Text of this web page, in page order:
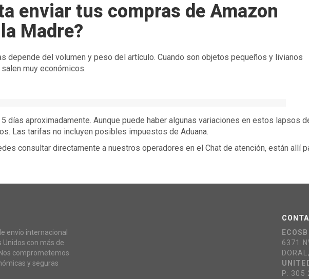
enviar tus compras de Amazon
Madre?
depende del volumen y peso del artículo. Cuando son objetos pequeños y livianos
muy económicos.
días aproximadamente. Aunque puede haber algunas variaciones en estos lapsos
Las tarifas no incluyen posibles impuestos de Aduana.
consultar directamente a nuestros operadores en el Chat de atención, están allí
envío internacional
con más de
comprometemos
y seguras
6371
P: 305